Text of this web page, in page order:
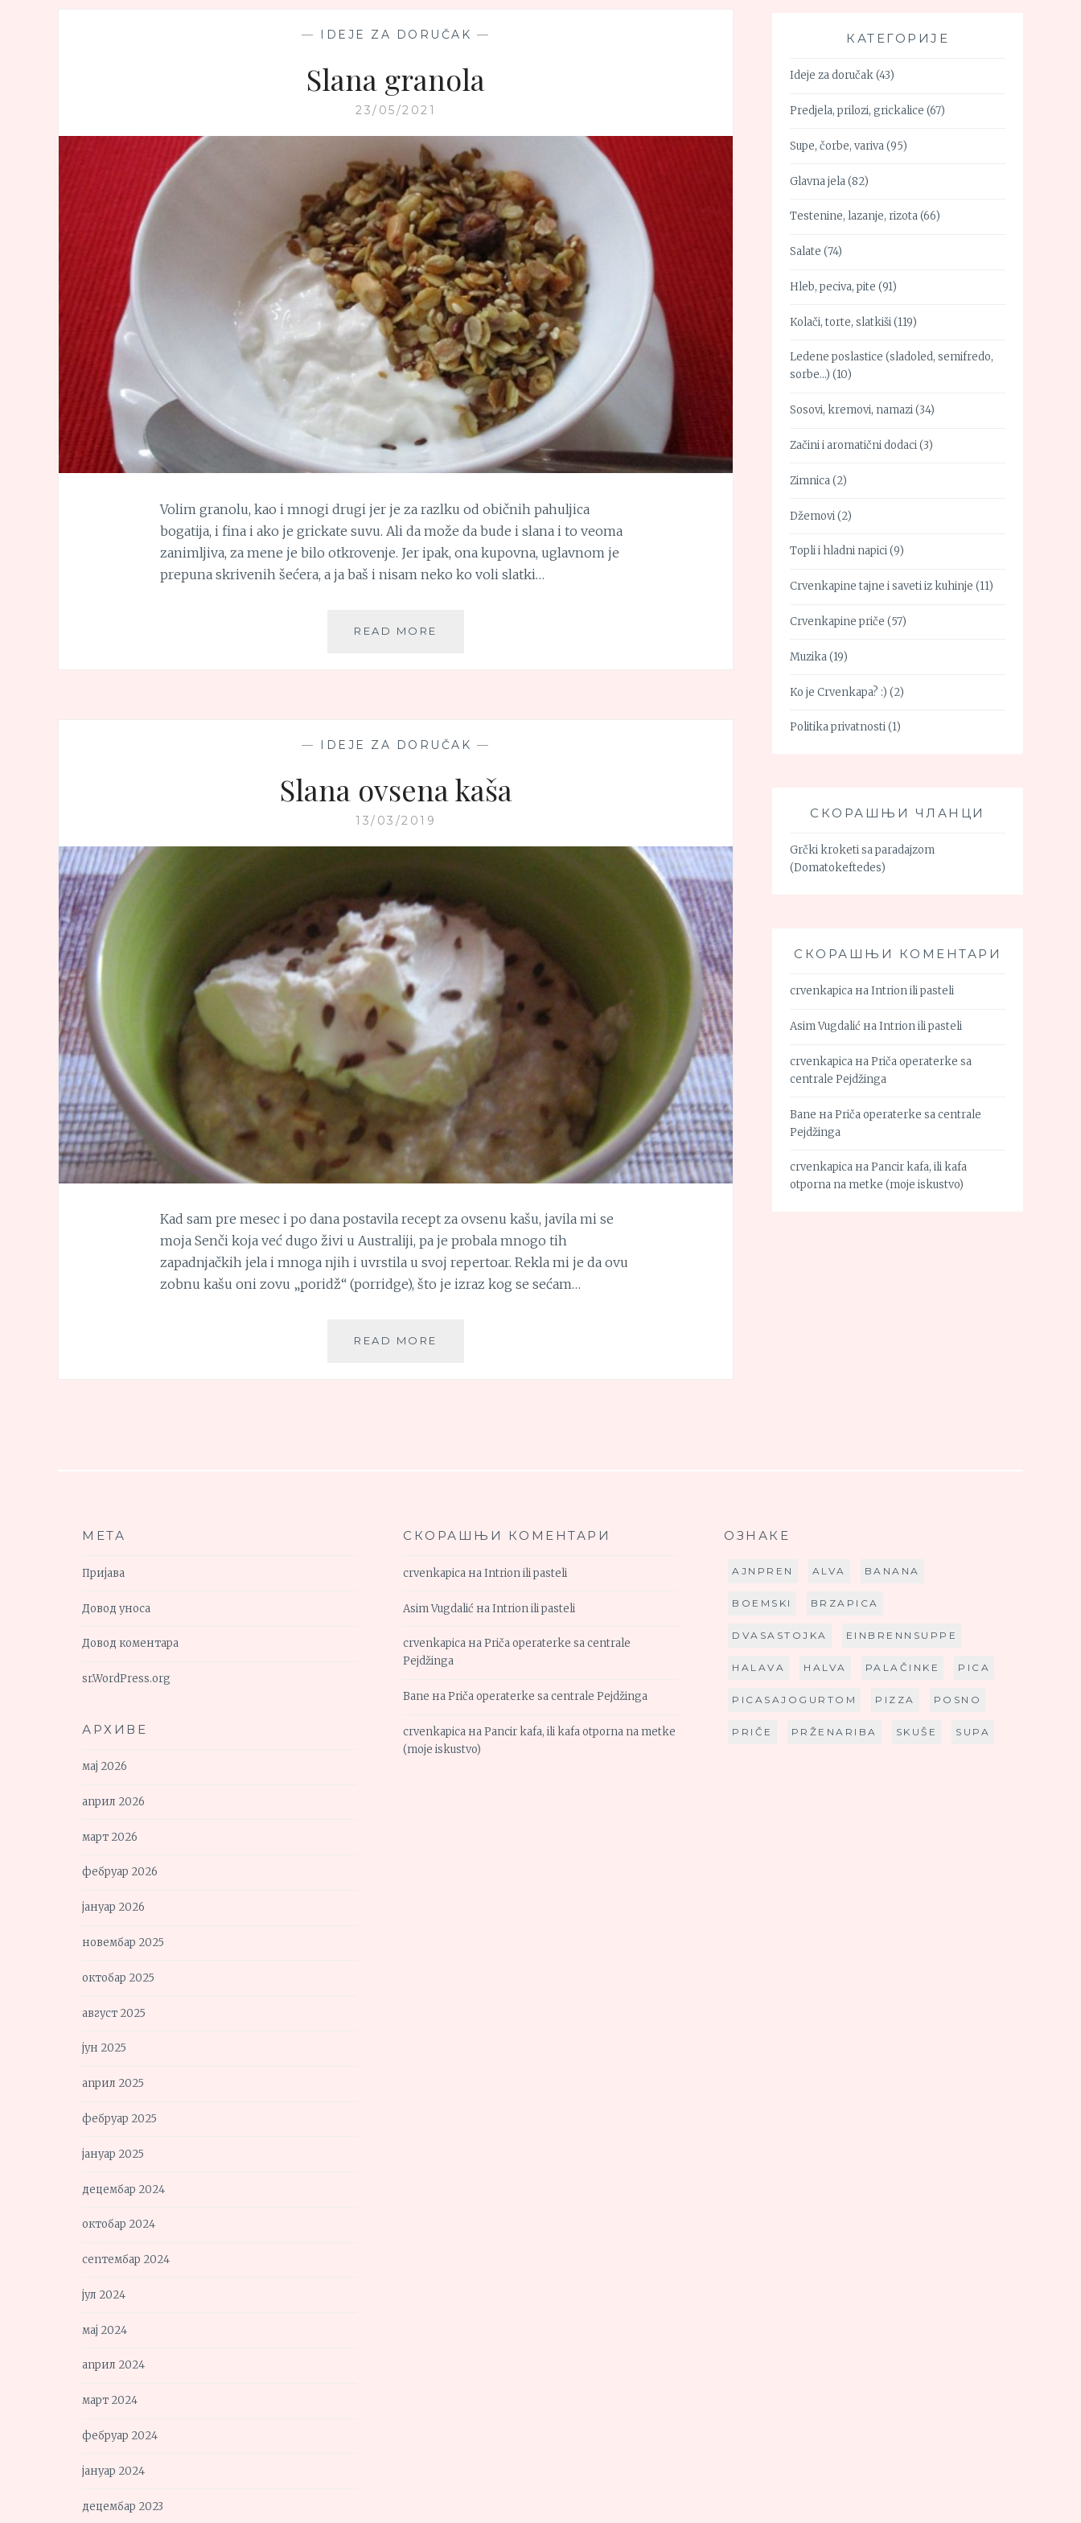
— IDEJE ZA DORUČAK —
Slana granola
23/05/2021
Volim granolu, kao i mnogi drugi jer je za razlku od običnih pahuljica
bogatija, i fina i ako je grickate suvu. Ali da može da bude i slana i to veoma
zanimljiva, za mene je bilo otkrovenje. Jer ipak, ona kupovna, uglavnom je
prepuna skrivenih šećera, a ja baš i nisam neko ko voli slatki…
READ MORE
— IDEJE ZA DORUČAK —
Slana ovsena kaša
13/03/2019
Kad sam pre mesec i po dana postavila recept za ovsenu kašu, javila mi se
moja Senči koja već dugo živi u Australiji, pa je probala mnogo tih
zapadnjačkih jela i mnoga njih i uvrstila u svoj repertoar. Rekla mi je da ovu
zobnu kašu oni zovu „poridž“ (porridge), što je izraz kog se sećam…
READ MORE
КАТЕГОРИЈЕ
Ideje za doručak(43)
Predjela, prilozi, grickalice (67)
Supe, čorbe, variva(95)
Glavna jela(82)
Testenine, lazanje, rizota(66)
Salate (74)
Hleb, peciva, pite (91)
Kolači, torte, slatkiši(119)
Ledene poslastice (sladoled, semifredo,
sorbe…) (10)
Sosovi, kremovi, namazi(34)
Začini i aromatični dodaci(3)
Zimnica(2)
Džemovi(2)
Topli i hladni napici(9)
Crvenkapine tajne i saveti iz kuhinje (11)
Crvenkapine priče (57)
Muzika(19)
Ko je Crvenkapa? :) (2)
Politika privatnosti(1)
СКОРАШЊИ ЧЛАНЦИ
Grčki kroketi sa paradajzom
(Domatokeftedes)
СКОРАШЊИ КОМЕНТАРИ
crvenkapica наIntrion ili pasteli
Asim Vugdalić наIntrion ili pasteli
crvenkapica наPriča operaterke sa
centrale Pejdžinga
Bane наPriča operaterke sa centrale
Pejdžinga
crvenkapica наPancir kafa, ili kafa
otporna na metke (moje iskustvo)
МЕТА
Пријава
Довод уноса
Довод коментара
sr.WordPress.org
АРХИВЕ
мај 2026
април 2026
март 2026
фебруар 2026
јануар 2026
новембар 2025
октобар 2025
август 2025
јун 2025
април 2025
фебруар 2025
јануар 2025
децембар 2024
октобар 2024
септембар 2024
јул 2024
мај 2024
април 2024
март 2024
фебруар 2024
јануар 2024
децембар 2023
СКОРАШЊИ КОМЕНТАРИ
crvenkapica наIntrion ili pasteli
Asim Vugdalić наIntrion ili pasteli
crvenkapica наPriča operaterke sa centrale
Pejdžinga
Bane наPriča operaterke sa centrale Pejdžinga
crvenkapica наPancir kafa, ili kafa otporna na metke
(moje iskustvo)
ОЗНАКЕ
AJNPREN ALVA BANANA
BOEMSKI BRZAPICA
DVASASTOJKA EINBRENNSUPPE
HALAVA HALVA PALAČINKE PICA
PICASAJOGURTOM PIZZA POSNO
PRIČE PRŽENARIBA SKUŠE SUPA